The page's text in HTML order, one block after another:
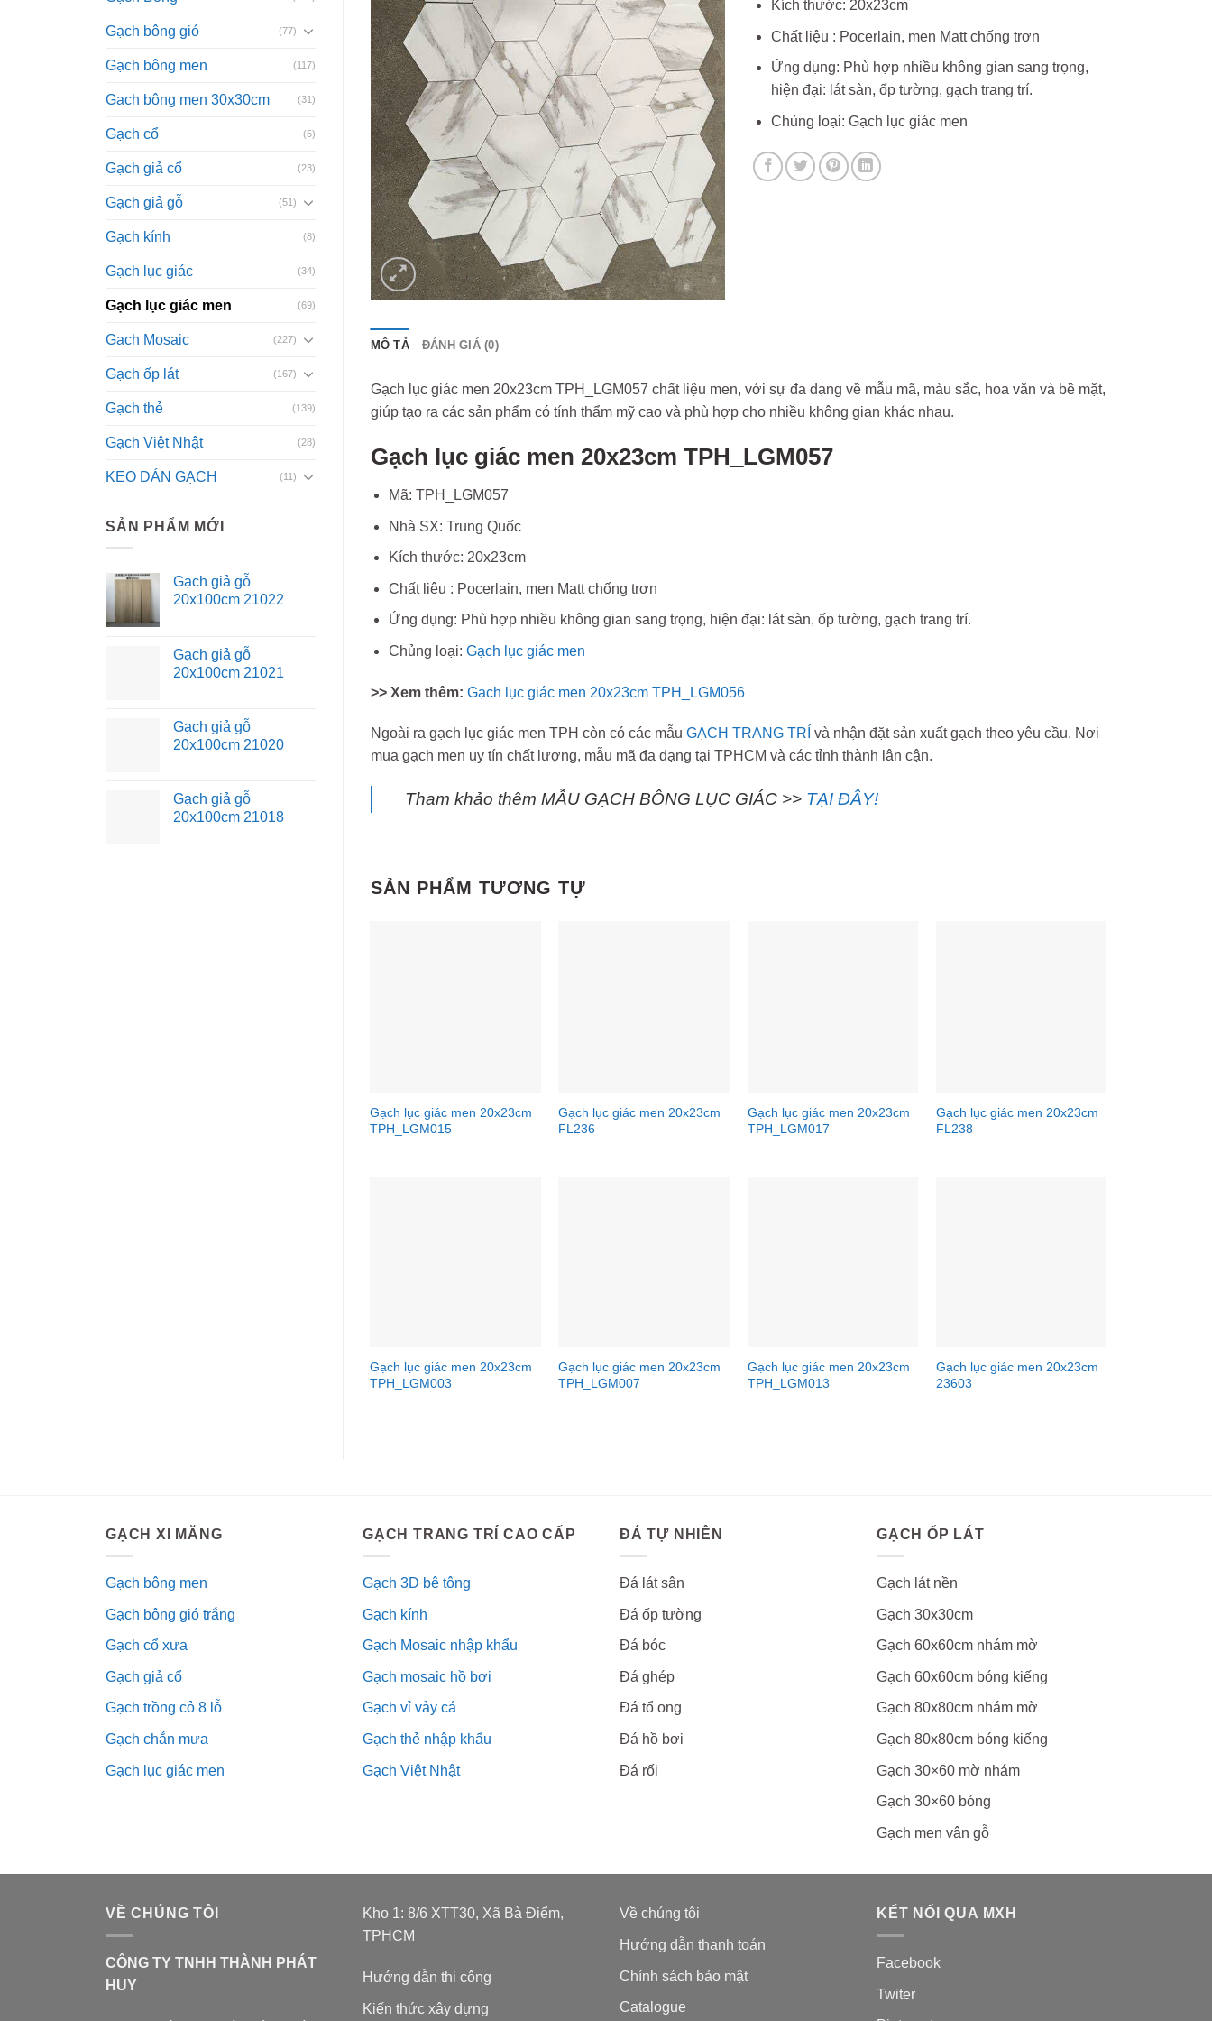
Gạch bông gió (77)
Gạch bông men (117)
Gạch bông men 30x30cm (31)
Gạch cổ (5)
Gạch giả cổ (23)
Gạch giả gỗ (51)
Gạch kính (8)
Gạch lục giác (34)
Gạch lục giác men (69)
Gạch Mosaic (227)
Gạch ốp lát (167)
Gạch thẻ (139)
Gạch Việt Nhật (28)
KEO DÁN GẠCH (11)
SẢN PHẨM MỚI
Gạch giả gỗ
20x100cm 21022
Gạch giả gỗ
20x100cm 21021
Gạch giả gỗ
20x100cm 21020
Gạch giả gỗ
20x100cm 21018
Kích thước: 20x23cm
Chất liệu : Pocerlain, men Matt chống trơn
Ứng dụng: Phù hợp nhiều không gian sang trọng,
hiện đại: lát sàn, ốp tường, gạch trang trí.
Chủng loại: Gạch lục giác men
MÔ TẢ ĐÁNH GIÁ (0)
Gạch lục giác men 20x23cm TPH_LGM057 chất liệu men, với sự đa dạng về mẫu mã, màu sắc, hoa văn và bề mặt,
giúp tạo ra các sản phẩm có tính thẩm mỹ cao và phù hợp cho nhiều không gian khác nhau.
Gạch lục giác men 20x23cm TPH_LGM057
Mã: TPH_LGM057
Nhà SX: Trung Quốc
Kích thước: 20x23cm
Chất liệu : Pocerlain, men Matt chống trơn
Ứng dụng: Phù hợp nhiều không gian sang trọng, hiện đại: lát sàn, ốp tường, gạch trang trí.
Chủng loại:Gạch lục giác men
>> Xem thêm: Gạch lục giác men 20x23cm TPH_LGM056
Ngoài ra gạch lục giác men TPH còn có các mẫu GẠCH TRANG TRÍ và nhận đặt sản xuất gạch theo yêu cầu. Nơi
mua gạch men uy tín chất lượng, mẫu mã đa dạng tại TPHCM và các tỉnh thành lân cận.
Tham khảo thêm MẪU GẠCH BÔNG LỤC GIÁC >> TẠI ĐÂY!
SẢN PHẨM TƯƠNG TỰ
Gạch lục giác men 20x23cm
TPH_LGM015
Gạch lục giác men 20x23cm
FL236
Gạch lục giác men 20x23cm
TPH_LGM017
Gạch lục giác men 20x23cm
FL238
Gạch lục giác men 20x23cm
TPH_LGM003
Gạch lục giác men 20x23cm
TPH_LGM007
Gạch lục giác men 20x23cm
TPH_LGM013
Gạch lục giác men 20x23cm
23603
GẠCH XI MĂNG
Gạch bông men
Gạch bông gió trắng
Gạch cổ xưa
Gạch giả cổ
Gạch trồng cỏ 8 lỗ
Gạch chắn mưa
Gạch lục giác men
GẠCH TRANG TRÍ CAO CẤP
Gạch 3D bê tông
Gạch kính
Gạch Mosaic nhập khẩu
Gạch mosaic hồ bơi
Gạch vỉ vảy cá
Gạch thẻ nhập khẩu
Gạch Việt Nhật
ĐÁ TỰ NHIÊN
Đá lát sân
Đá ốp tường
Đá bóc
Đá ghép
Đá tổ ong
Đá hồ bơi
Đá rối
GẠCH ỐP LÁT
Gạch lát nền
Gạch 30x30cm
Gạch 60x60cm nhám mờ
Gạch 60x60cm bóng kiếng
Gạch 80x80cm nhám mờ
Gạch 80x80cm bóng kiếng
Gạch 30×60 mờ nhám
Gạch 30×60 bóng
Gạch men vân gỗ
VỀ CHÚNG TÔI
CÔNG TY TNHH THÀNH PHÁT
HUY
Kho 1: 8/6 XTT30, Xã Bà Điểm,
TPHCM
Hướng dẫn thi công
Kiến thức xây dựng
Về chúng tôi
Hướng dẫn thanh toán
Chính sách bảo mật
Catalogue
KẾT NỐI QUA MXH
Facebook
Twiter